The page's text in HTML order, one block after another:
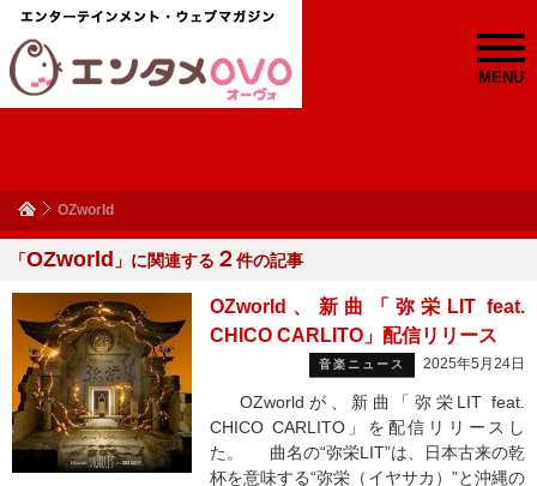
MENU
OZworld
「OZworld 」に関連する ２件の記事
OZworld、新曲「弥栄LIT feat.
CHICO CARLITO」配信リリース
音楽ニュース 2025年5月24日
OZworldが、新曲「弥栄LIT feat.
CHICO CARLITO」を配信リリースし
た。 曲名の“弥栄LIT”は、日本古来の乾
杯を意味する“弥栄（イヤサカ）”と沖縄の